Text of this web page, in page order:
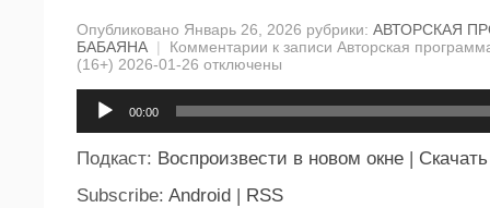
Опубликовано Январь 26, 2026 рубрики: АВТОРСКАЯ
БАБАЯНА | Комментарии к записи Авторская
(16+) 2026-01-26 отключены
00:00
Подкаст: Воспроизвести в новом окне | Скачать
Subscribe: Android | RSS